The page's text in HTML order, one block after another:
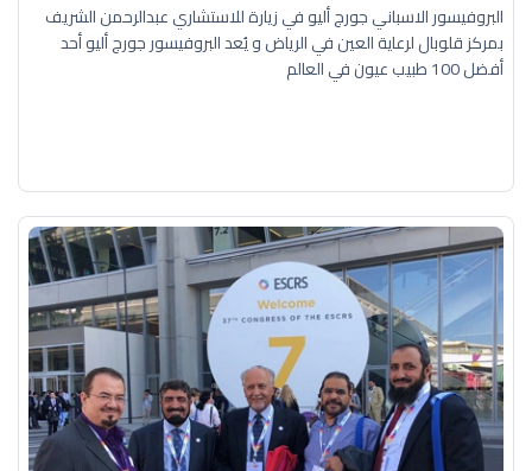
البروفيسور الاسباني جورج أليو في زيارة للاستشاري عبدالرحمن الشريف
بمركز قلوبال لرعاية العين في الرياض و يُعد البروفيسور جورج أليو أحد
أفضل 100 طبيب عيون في العالم